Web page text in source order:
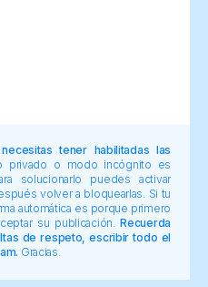
tener habilitadas las
privado o modo incógnito es
solucionarlo puedes activar
volver a bloquearlas. Si tu
automática es porque primero
su publicación.Recuerda
de respeto, escribir todo el
Gracias.